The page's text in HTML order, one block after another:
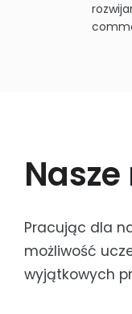
Pracując dla
możliwość
wyjątkowych